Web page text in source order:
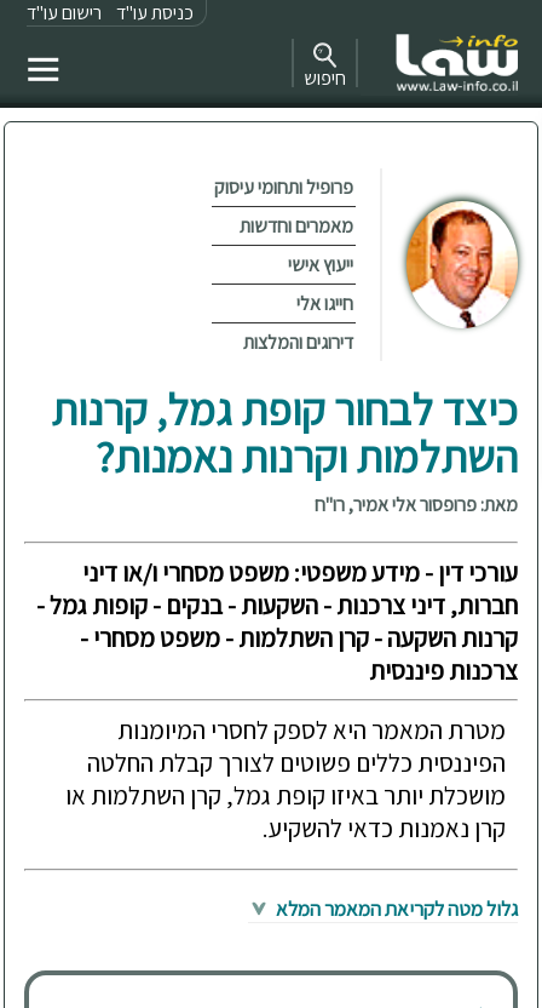
כניסת עו"ד רישום עו"ד
חיפוש
פרופיל ותחומי עיסוק
מאמרים וחדשות
ייעוץ אישי
חייגו אלי
דירוגים והמלצות
כיצד לבחור קופת גמל, קרנות
השתלמות וקרנות נאמנות?
מאת: פרופסור אלי אמיר, רו"ח
עורכי דין - מידע משפטי: משפט מסחרי ו/או דיני
חברות, דיני צרכנות - השקעות - בנקים - קופות גמל -
קרנות השקעה - קרן השתלמות - משפט מסחרי -
צרכנות פיננסית
מטרת המאמר היא לספק לחסרי המיומנות
הפיננסית כללים פשוטים לצורך קבלת החלטה
מושכלת יותר באיזו קופת גמל, קרן השתלמות או
קרן נאמנות כדאי להשקיע.
גלול מטה לקריאת המאמר המלא